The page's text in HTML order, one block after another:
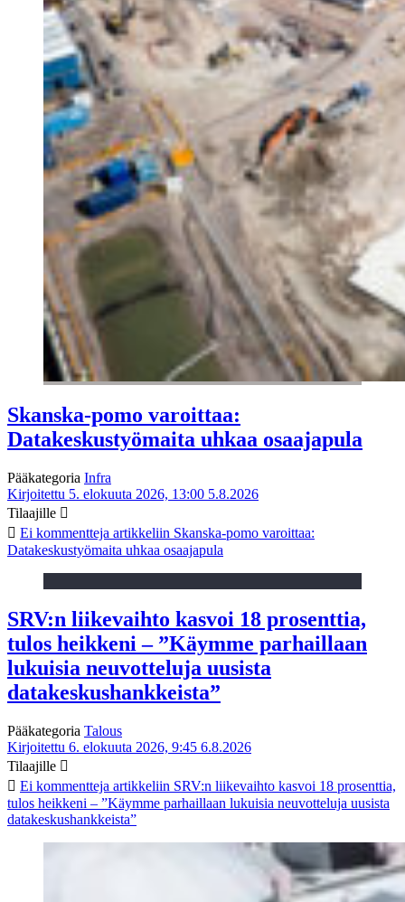
Skanska-pomo varoittaa:
Datakeskustyömaita uhkaa osaajapula
Pääkategoria Infra
Kirjoitettu 5. elokuuta 2026, 13:00 5.8.2026
Tilaajille
Ei kommentteja artikkeliin Skanska-pomo varoittaa:
Datakeskustyömaita uhkaa osaajapula
SRV:n liikevaihto kasvoi 18 prosenttia,
tulos heikkeni – ”Käymme parhaillaan
lukuisia neuvotteluja uusista
datakeskushankkeista”
Pääkategoria Talous
Kirjoitettu 6. elokuuta 2026, 9:45 6.8.2026
Tilaajille
Ei kommentteja artikkeliin SRV:n liikevaihto kasvoi 18 prosenttia,
tulos heikkeni – ”Käymme parhaillaan lukuisia neuvotteluja uusista
datakeskushankkeista”